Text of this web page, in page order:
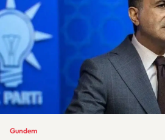
Gundem